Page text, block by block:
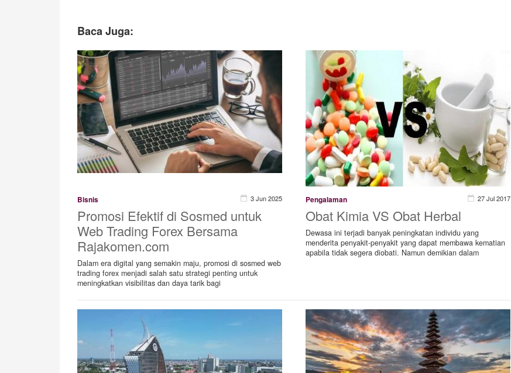
Baca Juga:
Bisnis 3 Jun 2025
Promosi Efektif di Sosmed untuk
Web Trading Forex Bersama
Rajakomen.com
Dalam era digital yang semakin maju, promosi di sosmed web
trading forex menjadi salah satu strategi penting untuk
meningkatkan visibilitas dan daya tarik bagi
Pengalaman 27 Jul 2017
Obat Kimia VS Obat Herbal
Dewasa ini terjadi banyak peningkatan individu yang
menderita penyakit-penyakit yang dapat membawa kematian
apabila tidak segera diobati. Namun demikian dalam